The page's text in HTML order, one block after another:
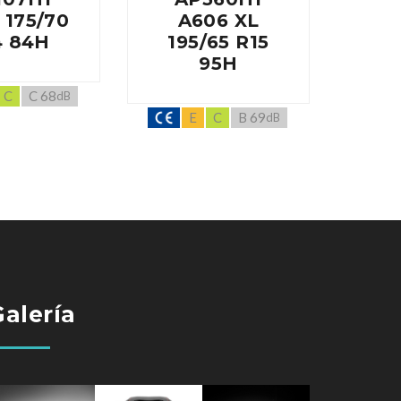
70
84H
C C 68dB
A606 XL
195/65 R15
95H
E C B 69dB